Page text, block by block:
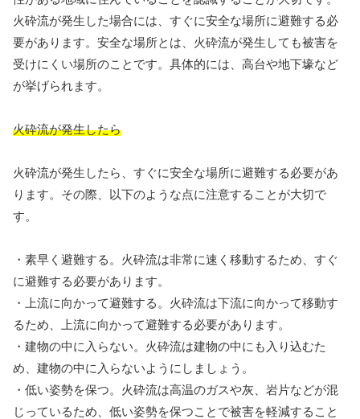
火砕流が発生した場合には、すぐに安全な場所に避難する必
要があります。安全な場所とは、火砕流が発生しても被害を
受けにくい場所のことです。具体的には、高台や地下壕など
が挙げられます。
火砕流が発生したら
火砕流が発生したら、すぐに安全な場所に避難する必要があ
ります。その際、以下のような点に注意することが大切で
す。
・素早く避難する。火砕流は非常に速く移動するため、すぐ
に避難する必要があります。
・上流に向かって避難する。火砕流は下流に向かって移動す
るため、上流に向かって避難する必要があります。
・建物の中に入らない。火砕流は建物の中にも入り込むた
め、建物の中に入らないようにしましょう。
・低い姿勢を保つ。火砕流は高温のガスや灰、岩片などが混
じっているため、低い姿勢を保つことで被害を軽減すること